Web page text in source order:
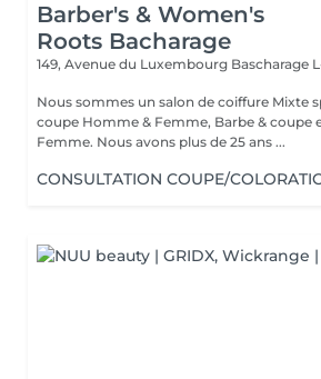
Barber's & Women's
Roots Bacharage
149, Avenue du Luxembourg Bascharage
Nous sommes un salon de coiffure Mixte
coupe Homme & Femme, Barbe & coupe
Femme. Nous avons plus de 25 ans ...
CONSULTATION COUPE/